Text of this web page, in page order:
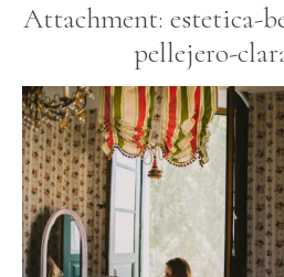
Attachment: estetica-
pellejero-